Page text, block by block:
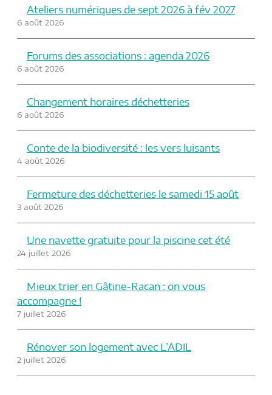
Ateliers numériques de sept 2026 à fév 2027
6 août 2026
Forums des associations : agenda 2026
6 août 2026
Changement horaires déchetteries
6 août 2026
Conte de la biodiversité : les vers luisants
4 août 2026
Fermeture des déchetteries le samedi 15 août
3 août 2026
Une navette gratuite pour la piscine cet été
24 juillet 2026
Mieux trier en Gâtine-Racan : on vous
accompagne !
7 juillet 2026
Rénover son logement avec L’ADIL
2 juillet 2026